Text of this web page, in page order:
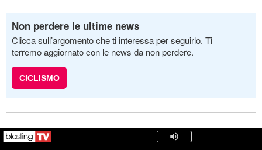
Non perdere le ultime news
Clicca sull’argomento che ti interessa per seguirlo. Ti
terremo aggiornato con le news da non perdere.
CICLISMO